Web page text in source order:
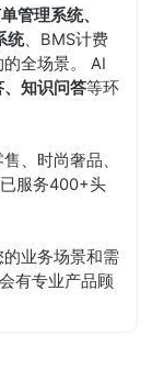
管理系统、
统、BMS计费
全场景。 AI
知识问答等环
、时尚奢品、
服务400+头
业务场景和需
有专业产品顾